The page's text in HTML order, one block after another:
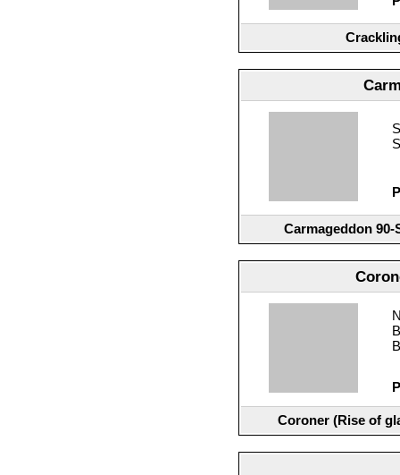
Carmageddon
Coroner (Rise of